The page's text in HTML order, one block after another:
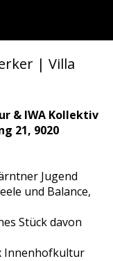
| Villa
& IWA Kollektiv
21, 9020
Jugend
und Balance,
Stück davon
Innenhofkultur